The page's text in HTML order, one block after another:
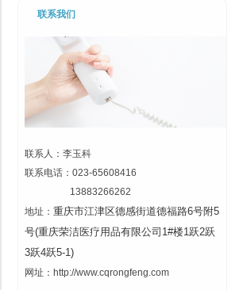
联系我们
联系人：李玉科
联系电话：023-65608416
13883266262
地址： 重庆市江津区德感街道德福路6号附5
号(重庆荣洁医疗用品有限公司1#楼1跃2跃
3跃4跃5-1)
网址：http://www.cqrongfeng.com